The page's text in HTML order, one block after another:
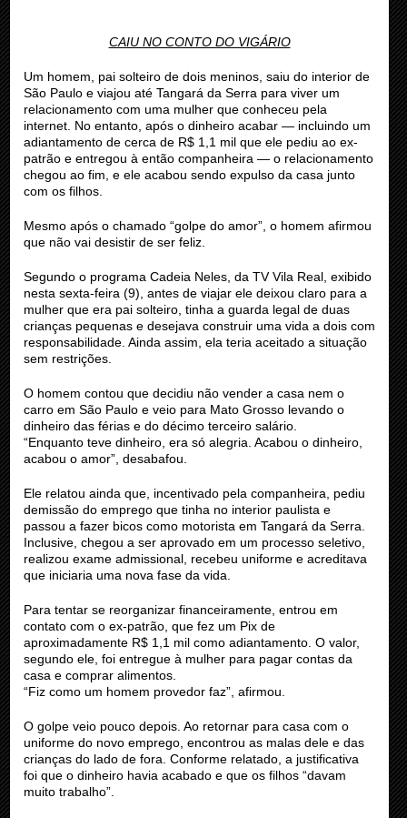
CAIU NO CONTO DO VIGÁRIO
Um homem, pai solteiro de dois meninos, saiu do interior de
São Paulo e viajou até Tangará da Serra para viver um
relacionamento com uma mulher que conheceu pela
internet. No entanto, após o dinheiro acabar — incluindo um
adiantamento de cerca de R$ 1,1 mil que ele pediu ao ex-
patrão e entregou à então companheira — o relacionamento
chegou ao fim, e ele acabou sendo expulso da casa junto
com os filhos.
Mesmo após o chamado “golpe do amor”, o homem afirmou
que não vai desistir de ser feliz.
Segundo o programa Cadeia Neles, da TV Vila Real, exibido
nesta sexta-feira (9), antes de viajar ele deixou claro para a
mulher que era pai solteiro, tinha a guarda legal de duas
crianças pequenas e desejava construir uma vida a dois com
responsabilidade. Ainda assim, ela teria aceitado a situação
sem restrições.
O homem contou que decidiu não vender a casa nem o
carro em São Paulo e veio para Mato Grosso levando o
dinheiro das férias e do décimo terceiro salário.
“Enquanto teve dinheiro, era só alegria. Acabou o dinheiro,
acabou o amor”, desabafou.
Ele relatou ainda que, incentivado pela companheira, pediu
demissão do emprego que tinha no interior paulista e
passou a fazer bicos como motorista em Tangará da Serra.
Inclusive, chegou a ser aprovado em um processo seletivo,
realizou exame admissional, recebeu uniforme e acreditava
que iniciaria uma nova fase da vida.
Para tentar se reorganizar financeiramente, entrou em
contato com o ex-patrão, que fez um Pix de
aproximadamente R$ 1,1 mil como adiantamento. O valor,
segundo ele, foi entregue à mulher para pagar contas da
casa e comprar alimentos.
“Fiz como um homem provedor faz”, afirmou.
O golpe veio pouco depois. Ao retornar para casa com o
uniforme do novo emprego, encontrou as malas dele e das
crianças do lado de fora. Conforme relatado, a justificativa
foi que o dinheiro havia acabado e que os filhos “davam
muito trabalho”.